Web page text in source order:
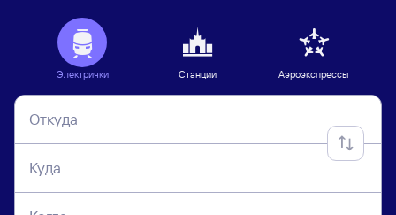
Электрички Станции Аэроэкспрессы
Откуда
Куда